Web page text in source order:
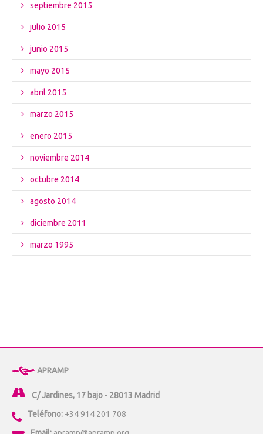
septiembre 2015
julio 2015
junio 2015
mayo 2015
abril 2015
marzo 2015
enero 2015
noviembre 2014
octubre 2014
agosto 2014
diciembre 2011
marzo 1995
APRAMP
C/ Jardines, 17 bajo - 28013 Madrid
Teléfono: +34 914 201 708